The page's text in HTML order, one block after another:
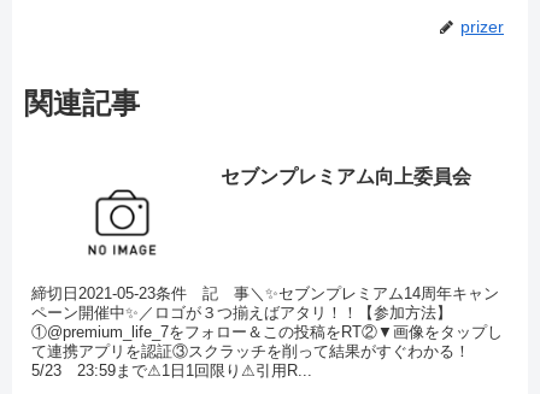
prizer
関連記事
セブンプレミアム向上委員会
締切日2021-05-23条件 記 事＼✨セブンプレミアム14周年キャン
ペーン開催中✨／ロゴが３つ揃えばアタリ！！【参加方法】
①@premium_life_7をフォロー＆この投稿をRT②▼画像をタップし
て連携アプリを認証③スクラッチを削って結果がすぐわかる！
5/23 23:59まで⚠1日1回限り⚠引用R...